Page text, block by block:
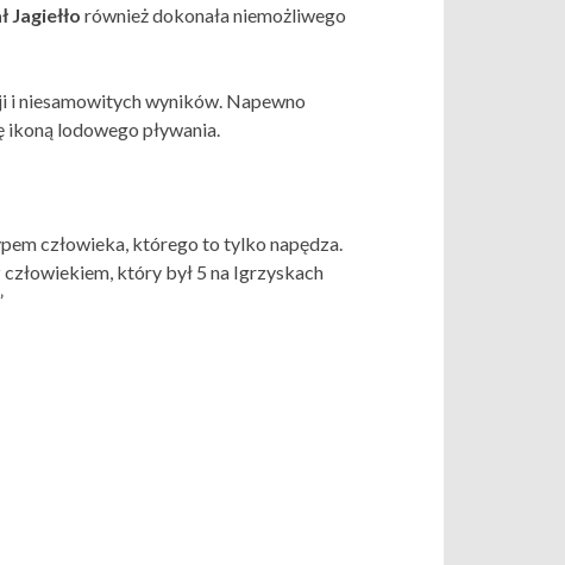
również dokonała niemożliwego
i niesamowitych wyników. Napewno
lodowego pływania.
człowieka, którego to tylko napędza.
który był 5 na Igrzyskach